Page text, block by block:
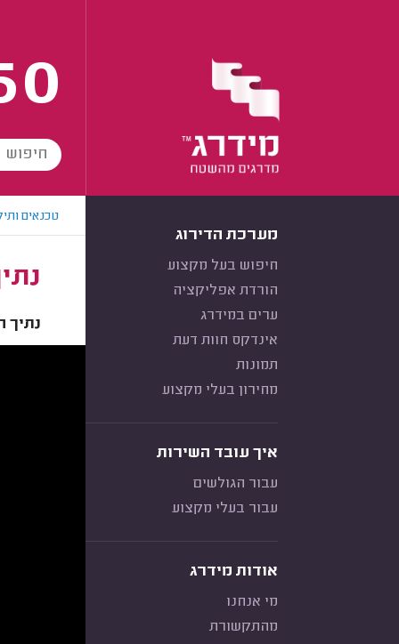
מערכת הדירוג
חיפוש בעל מקצוע
הורדת אפליקציה
ערים במידרג
אינדקס חוות דעת
תמונות
מחירון בעלי מקצוע
איך עובד השירות
עבור הגולשים
עבור בעלי מקצוע
אודות מידרג
מי אנחנו
מהתקשורת
טכנאים